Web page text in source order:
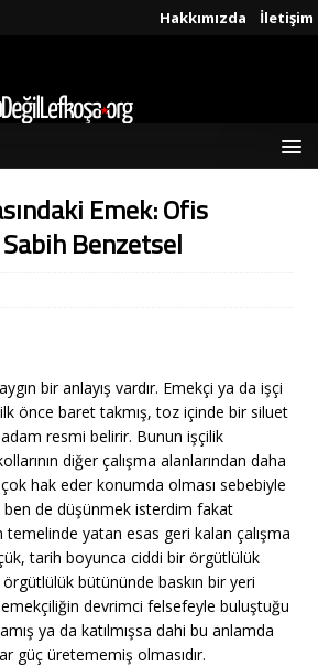
Hakkımızda İletişim
Emek: Ofis
Benzetsel
bir anlayış vardır. Emekçi ya da işçi
önce baret takmış, toz içinde bir siluet
resmi belirir. Bunun işçilik
diğer çalışma alanlarından daha
hak eder konumda olması sebebiyle
de düşünmek isterdim fakat
temelinde yatan esas geri kalan çalışma
tarih boyunca ciddi bir örgütlülük
bütününde baskın bir yeri
emekçiliğin devrimci felsefeyle buluştuğu
ya da katılmışsa dahi bu anlamda
güç üretememiş olmasıdır.